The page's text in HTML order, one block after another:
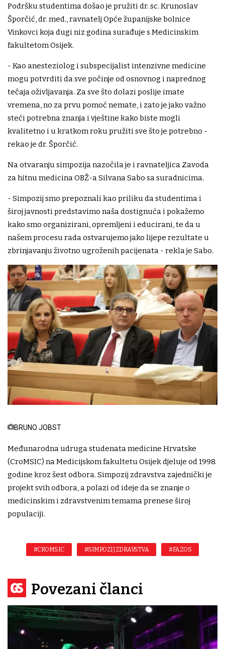
Podršku studentima došao je pružiti dr. sc. Krunoslav
Šporčić, dr. med., ravnatelj Opće županijske bolnice
Vinkovci koja dugi niz godina surađuje s Medicinskim
fakultetom Osijek.
- Kao anesteziolog i subspecijalist intenzivne medicine
mogu potvrditi da sve počinje od osnovnog i naprednog
tečaja oživljavanja. Za sve što dolazi poslije imate
vremena, no za prvu pomoć nemate, i zato je jako važno
steći potrebna znanja i vještine kako biste mogli
kvalitetno i u kratkom roku pružiti sve što je potrebno -
rekao je dr. Šporčić.
Na otvaranju simpozija nazočila je i ravnateljica Zavoda
za hitnu medicina OBŽ-a Silvana Sabo sa suradnicima.
- Simpozij smo prepoznali kao priliku da studentima i
široj javnosti predstavimo naša dostignuća i pokažemo
kako smo organizirani, opremljeni i educirani, te da u
našem procesu rada ostvarujemo jako lijepe rezultate u
zbrinjavanju životno ugroženih pacijenata - rekla je Sabo.
BRUNO JOBST
Međunarodna udruga studenata medicine Hrvatske
(CroMSIC) na Medicijskom fakultetu Osijek djeluje od 1998.
godine kroz šest odbora. Simpozij zdravstva zajednički je
projekt svih odbora, a polazi od ideje da se znanje o
medicinskim i zdravstvenim temama prenese široj
populaciji.
#CROMSIC #SIMPOZIJ ZDRAVSTVA #FAZOS
Povezani članci